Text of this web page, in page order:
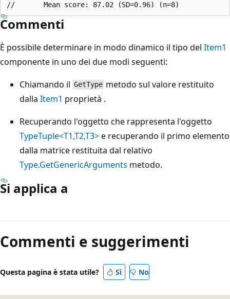
Commenti
È possibile determinare in modo dinamico il tipo del Item1
componente in uno dei due modi seguenti:
Chiamando il GetType metodo sul valore restituito
dalla Item1 proprietà .
Recuperando l'oggetto che rappresenta l'oggetto
TypeTuple<T1,T2,T3>e recuperando il primo elemento
dalla matrice restituita dal relativo
Type.GetGenericArguments metodo.
Si applica a
di
lettura
Commenti e suggerimenti
Questa pagina è stata utile? Sì No